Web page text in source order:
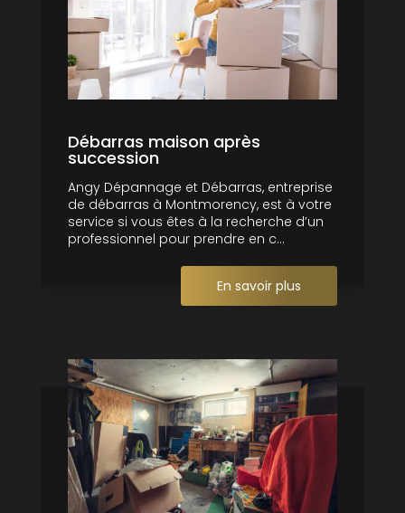
Débarras maison après
succession
Angy Dépannage et Débarras, entreprise
de débarras à Montmorency, est à votre
service si vous êtes à la recherche d’un
professionnel pour prendre en c...
En savoir plus